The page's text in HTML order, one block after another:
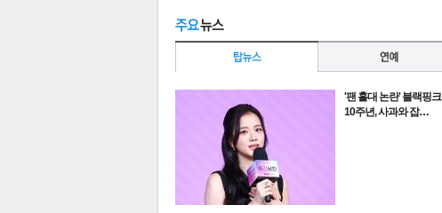
'팬 홀대 논란' 블랙핑크
10주년, 사과와 잡…